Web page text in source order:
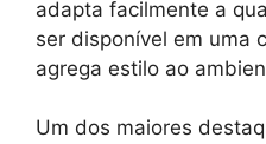
adapta facilmente a
ser disponível em uma
agrega estilo ao
Um dos maiores